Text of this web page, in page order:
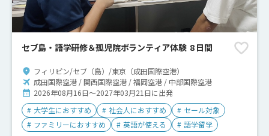
セブ島・語学研修＆孤児院ボランティア体験 8 日間
フィリピン/セブ（島）/東京（成田国際空港）
成田国際空港 / 関西国際空港 / 福岡空港 / 中部国際空港
2026年08月16日～2027年03月21日に出発
# 大学生におすすめ # 社会人におすすめ # セール対象
# ファミリーにおすすめ # 英語が使える # 語学留学